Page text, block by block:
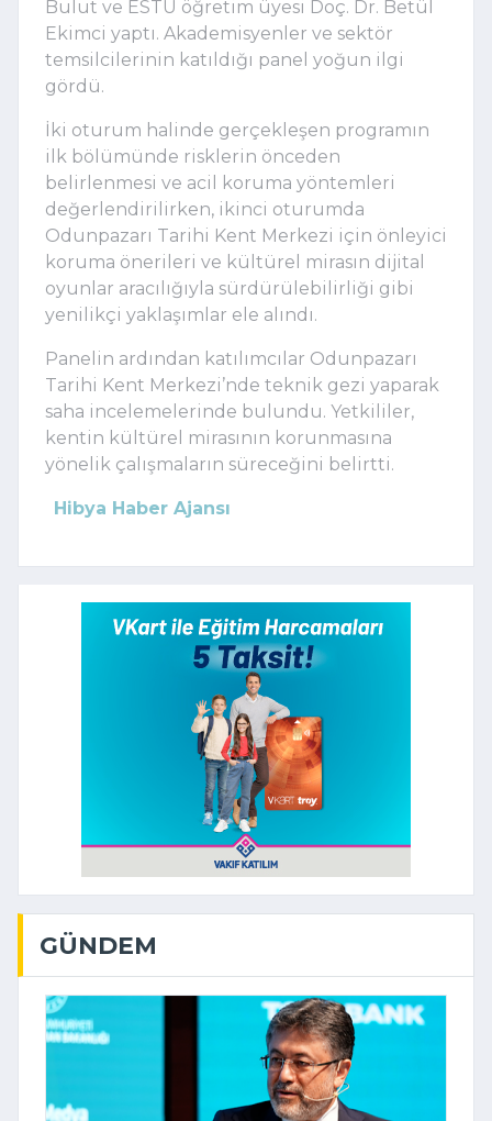
Bulut ve ESTÜ öğretim üyesi Doç. Dr. Betül
Ekimci yaptı. Akademisyenler ve sektör
temsilcilerinin katıldığı panel yoğun ilgi
gördü.
İki oturum halinde gerçekleşen programın
ilk bölümünde risklerin önceden
belirlenmesi ve acil koruma yöntemleri
değerlendirilirken, ikinci oturumda
Odunpazarı Tarihi Kent Merkezi için önleyici
koruma önerileri ve kültürel mirasın dijital
oyunlar aracılığıyla sürdürülebilirliği gibi
yenilikçi yaklaşımlar ele alındı.
Panelin ardından katılımcılar Odunpazarı
Tarihi Kent Merkezi’nde teknik gezi yaparak
saha incelemelerinde bulundu. Yetkililer,
kentin kültürel mirasının korunmasına
yönelik çalışmaların süreceğini belirtti.
Hibya Haber Ajansı
GÜNDEM